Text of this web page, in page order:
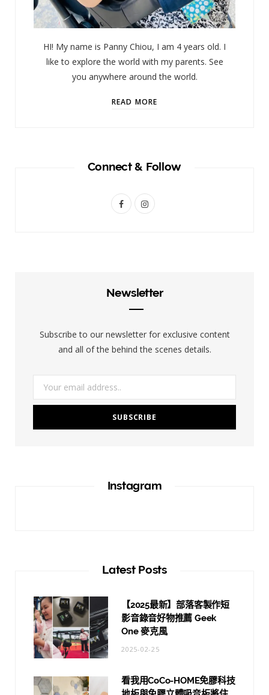
HI! My name is Panny Chiou, I am 4 years old. I
like to explore the world with my parents. See
you anywhere around the world.
READ MORE
Connect & Follow
F
k
I
a
Newsletter
Subscribe to our newsletter for exclusive content
and all of the behind the scenes details.
Instagram
Latest Posts
【2025最新】部落客製作短
影音錄音好物推薦 Geek
One 麥克風
2025-02-25
看我用CoCo-HOME免膠科技